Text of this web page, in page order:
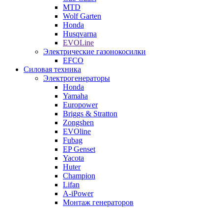
MTD
Wolf Garten
Honda
Husqvarna
EVOLine
Электрические газонокосилки
EFCO
Силовая техника
Электрогенераторы
Honda
Yamaha
Europower
Briggs & Stratton
Zongshen
EVOline
Fubag
EP Genset
Yacota
Huter
Champion
Lifan
A-iPower
Монтаж генераторов